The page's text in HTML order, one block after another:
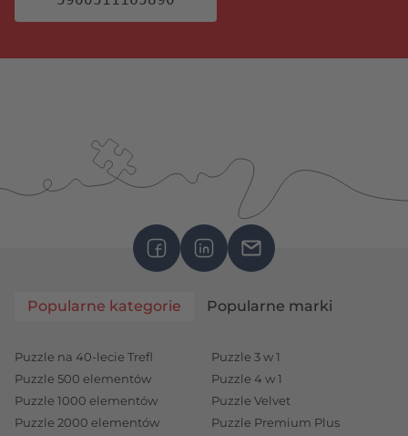
Popularne kategorie Popularne marki
Puzzle na 40-lecie Trefl
Puzzle 500 elementów
Puzzle 1000 elementów
Puzzle 2000 elementów
Puzzle 3 w 1
Puzzle 4 w 1
Puzzle Velvet
Puzzle Premium Plus